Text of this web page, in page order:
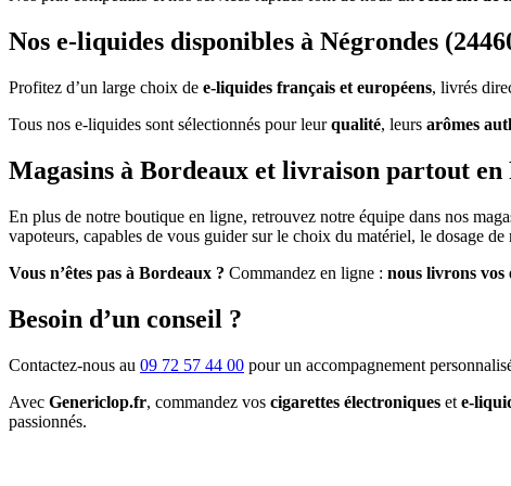
Nos e-liquides disponibles à Négrondes
Profitez d’un large choix de e-liquides français et européens, livrés
Tous nos e-liquides sont sélectionnés pour leurqualité, leurs arômes
Magasins à Bordeaux et livraison partout en
En plus de notre boutique en ligne, retrouvez notre équipe dans nos
vapoteurs, capables de vous guider sur le choix du matériel, le dosage
Vous n’êtes pas à Bordeaux ? Commandez en ligne : nous livrons vos
Besoin d’un conseil ?
Contactez-nous au 09 72 57 44 00 pour un accompagnement
Avec Genericlop.fr, commandez vos cigarettes électroniques et e-
passionnés.